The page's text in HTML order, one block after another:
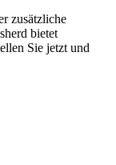
zusätzliche
bietet
Sie jetzt und